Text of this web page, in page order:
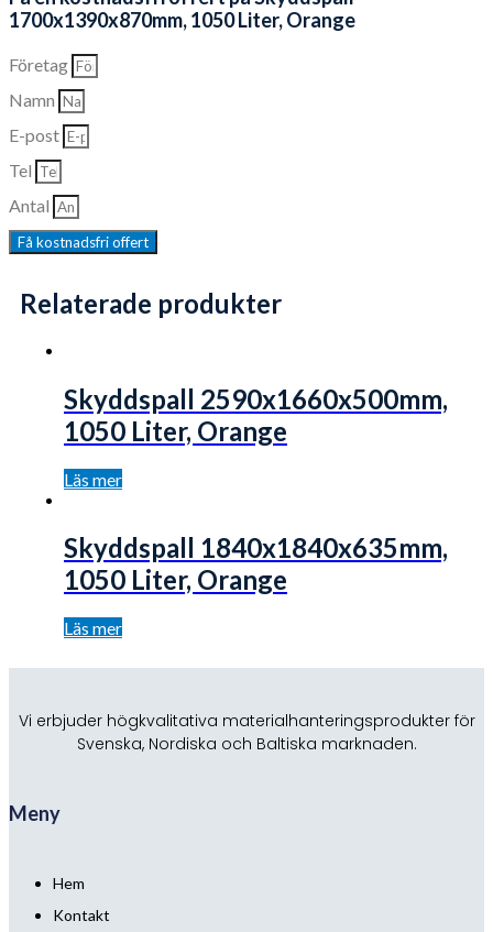
1700x1390x870mm, 1050 Liter, Orange
Företag
Namn
E-post
Tel
Antal
Få kostnadsfri offert
Relaterade produkter
Skyddspall 2590x1660x500mm,
1050 Liter, Orange
Läs mer
Skyddspall 1840x1840x635mm,
1050 Liter, Orange
Läs mer
Vi erbjuder högkvalitativa materialhanteringsprodukter för
Svenska, Nordiska och Baltiska marknaden.
Meny
Hem
Kontakt